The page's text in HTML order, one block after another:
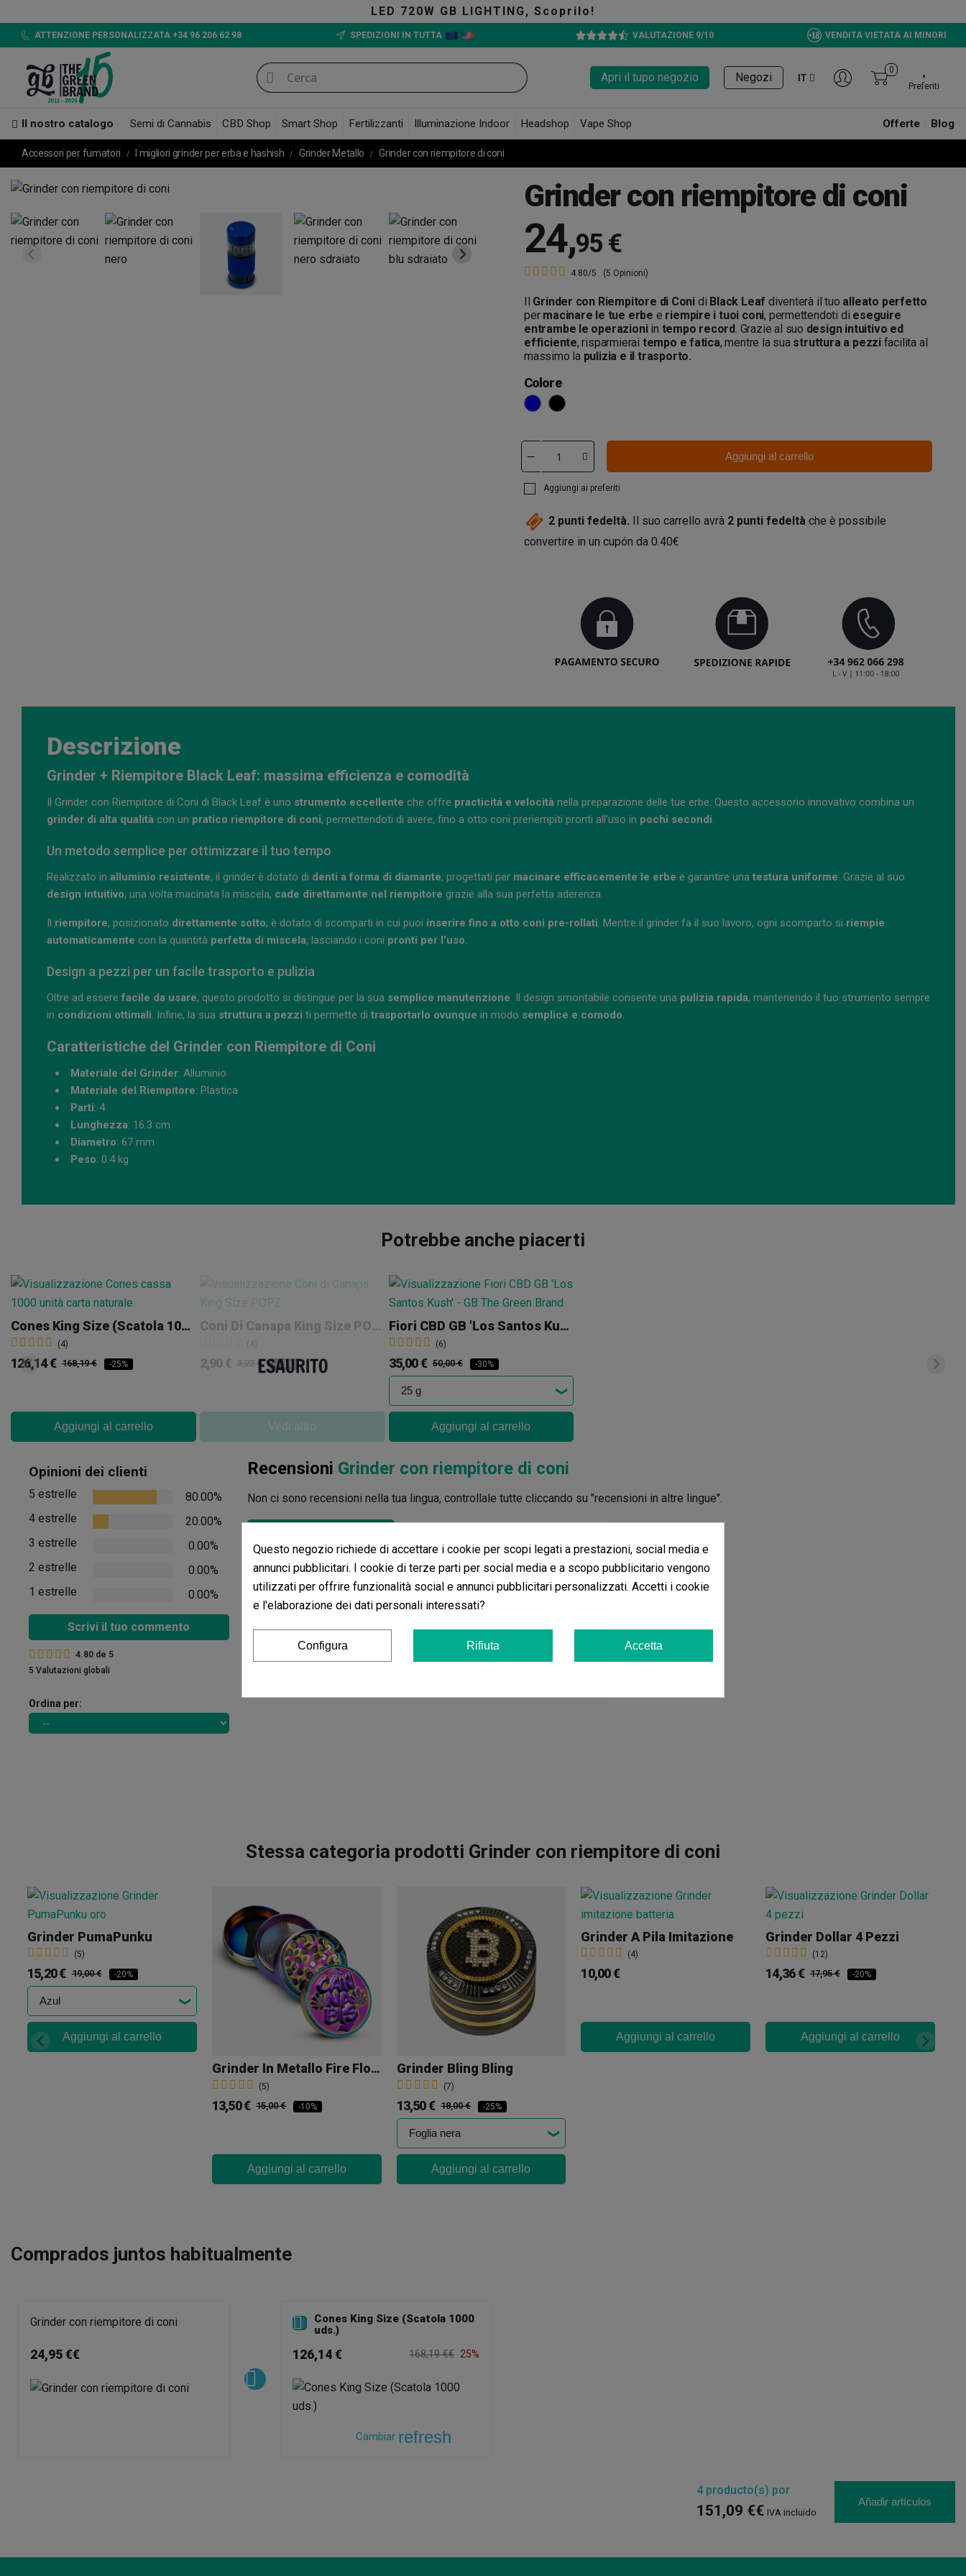
LED 720W GB LIGHTING, Scoprilo!
ATTENZIONE PERSONALIZZATA +34 96 206 62 98 SPEDIZIONI IN TUTTA VALUTAZIONE 9/10 VENDITA VIETATA AI MINORI
Apri il tupo negozio Negozi IT
0
Preferiti
Il nostro catalogo Semi di Cannabis CBD Shop Smart Shop Fertilizzanti Illuminazione Indoor Headshop Vape Shop Offerte Blog
Accessori per fumatori I migliori grinder per erba e hashish Grinder Metallo Grinder con riempitore di coni
Grinder con riempitore di coni
24,95 €
4.80/5 (5 Opinioni)
Il Grinder con Riempitore di Coni di Black Leaf diventerà il tuo alleato perfetto
per macinare le tue erbe e riempire i tuoi coni, permettendoti di eseguire
entrambe le operazioniin tempo record. Grazie al suo design intuitivo ed
efficiente, risparmierai tempo e fatica, mentre la sua struttura a pezzifacilita al
massimo la pulizia e il trasporto.
Colore
Azul Negro
Aggiungi al carrello
Aggiungi ai preferiti
2 punti fedeltà. Il suo carrello avrà 2 punti fedeltà che è possibile
convertire in un cupón da 0.40€
Descrizione
Grinder + Riempitore Black Leaf: massima efficienza e comodità
Il Grinder con Riempitore di Coni di Black Leaf è uno strumento eccellente che offre practicitá e velocità nella preparazione delle tue erbe. Questo accessorio innovativo combina un
grinder di alta qualità con un pratico riempitore di coni, permettendoti di avere, fino a otto coni preriempiti pronti all'uso in pochi secondi.
Un metodo semplice per ottimizzare il tuo tempo
Realizzato in alluminio resistente, il grinder è dotato di denti a forma di diamante, progettati per macinare efficacemente le erbe e garantire una testura uniforme. Grazie al suo
design intuitivo, una volta macinata la miscela, cade direttamente nel riempitore grazie alla sua perfetta aderenza.
riempitore, posizionato direttamente sotto, è dotato di scomparti in cui puoi inserire fino a otto coni pre-rollati. Mentre il grinder fa il suo lavoro, ogni scomparto si riempie
automaticamente con la quantità perfetta di miscela, lasciando i coni pronti per l'uso.
Design a pezzi per un facile trasporto e pulizia
Oltre ad esserefacile da usare, questo prodotto si distingue per la sua semplice manutenzione. Il design smontabile consente una pulizia rapida, mantenendo il tuo strumento sempre
in condizioni ottimali. Infine, la sua struttura a pezzi ti permette di trasportarlo ovunque in modo semplice e comodo.
Caratteristiche del Grinder con Riempitore di Coni
Materiale del Grinder: Alluminio
Materiale del Riempitore: Plastica
Parti: 4
Lunghezza: 16.3 cm
Diametro: 67 mm
Peso: 0.4 kg
Potrebbe anche piacerti
Cones King Size (Scatola 1000 Uds.)
(4)
126,14 € 168,19 € -25%
Aggiungi al carrello
Coni Di Canapa King Size POPZ
(4)
2,90 € 3,22 € -10%
Vedi altro
Fiori CBD GB 'Los Santos Kush'
(6)
35,00 € 50,00 € -30%
Aggiungi al carrello
Opinioni dei clienti
5 estrelle
80.00%
4 estrelle
20.00%
3 estrelle
0.00%
2 estrelle
0.00%
1 estrelle
0.00%
Scrivi il tuo commento
4.80 de 5
5 Valutazioni globali
Ordina per:
Recensioni Grinder con riempitore di coni
Non ci sono recensioni nella tua lingua, controllale tutte cliccando su "recensioni in altre lingue".
Stessa categoria prodotti Grinder con riempitore di coni
Grinder PumaPunku
(5)
15,20 € 19,00 € -20%
Aggiungi al carrello
Grinder In Metallo Fire Flow THC 50 Mm
(5)
13,50 € 15,00 € -10%
Aggiungi al carrello
Grinder Bling Bling
(7)
13,50 € 18,00 € -25%
Aggiungi al carrello
Grinder A Pila Imitazione
(4)
10,00 €
Aggiungi al carrello
Grinder Dollar 4 Pezzi
(12)
14,36 € 17,95 € -20%
Aggiungi al carrello
Comprados juntos habitualmente
Grinder con riempitore di coni
24,95 €€

Cones King Size (Scatola 1000
uds.)
126,14 € 168,19 €€ 25%
Cambiar refresh
4producto(s) por
151,09 €€ IVA incluido
Añadir artículos
Questo negozio richiede di accettare i cookie per scopi legati a prestazioni, social media e
annunci pubblicitari. I cookie di terze parti per social media e a scopo pubblicitario vengono
utilizzati per offrire funzionalità social e annunci pubblicitari personalizzati. Accetti i cookie
e l'elaborazione dei dati personali interessati?
Configura Rifiuta Accetta